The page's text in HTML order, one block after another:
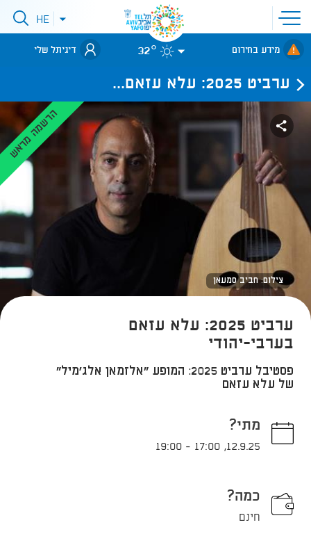
פתיחת
תפריט
אתר
לאתר עיריית
תל-אביב
פתיחתHE
מידע בחירום 32° דיגיתל שלי
ערביט 2025: עלא עזאם...
צילום: חביב סמעאן
הרשמה מראש
ערביט 2025: עלא עזאם
בערבי-יהודי
פסטיבל ערביט 2025: המופע "אלזמאן אלג'מיל"
של עלא עזאם
מתי?
12.9.25
,
17:00
-
19:00
כמה?
חינם